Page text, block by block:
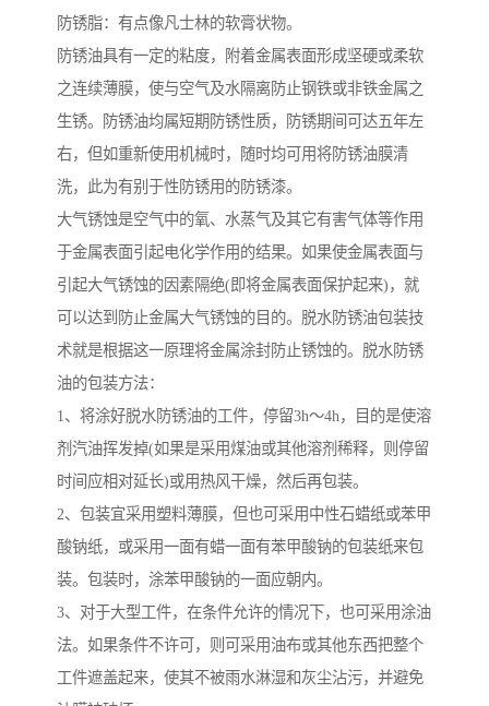
防锈脂：有点像凡士林的软膏状物。
防锈油具有一定的粘度，附着金属表面形成坚硬或柔软
之连续薄膜，使与空气及水隔离防止钢铁或非铁金属之
生锈。防锈油均属短期防锈性质，防锈期间可达五年左
右，但如重新使用机械时，随时均可用将防锈油膜清
洗，此为有别于性防锈用的防锈漆。
大气锈蚀是空气中的氧、水蒸气及其它有害气体等作用
于金属表面引起电化学作用的结果。如果使金属表面与
引起大气锈蚀的因素隔绝(即将金属表面保护起来)，就
可以达到防止金属大气锈蚀的目的。脱水防锈油包装技
术就是根据这一原理将金属涂封防止锈蚀的。脱水防锈
油的包装方法：
1、将涂好脱水防锈油的工件，停留3h～4h，目的是使溶
剂汽油挥发掉(如果是采用煤油或其他溶剂稀释，则停留
时间应相对延长)或用热风干燥，然后再包装。
2、包装宜采用塑料薄膜，但也可采用中性石蜡纸或苯甲
酸钠纸，或采用一面有蜡一面有苯甲酸钠的包装纸来包
装。包装时，涂苯甲酸钠的一面应朝内。
3、对于大型工件，在条件允许的情况下，也可采用涂油
法。如果条件不许可，则可采用油布或其他东西把整个
工件遮盖起来，使其不被雨水淋湿和灰尘沾污，并避免